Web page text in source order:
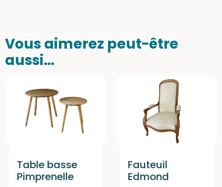
Vous aimerez peut-être
aussi…
Table basse
Pimprenelle
Fauteuil
Edmond